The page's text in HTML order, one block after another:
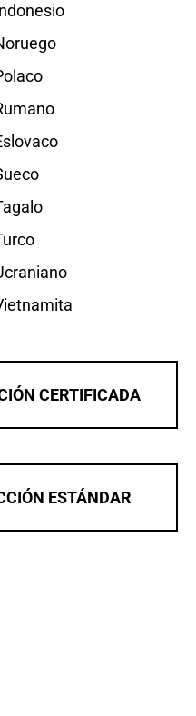
CERTIFICADA
ESTÁNDAR